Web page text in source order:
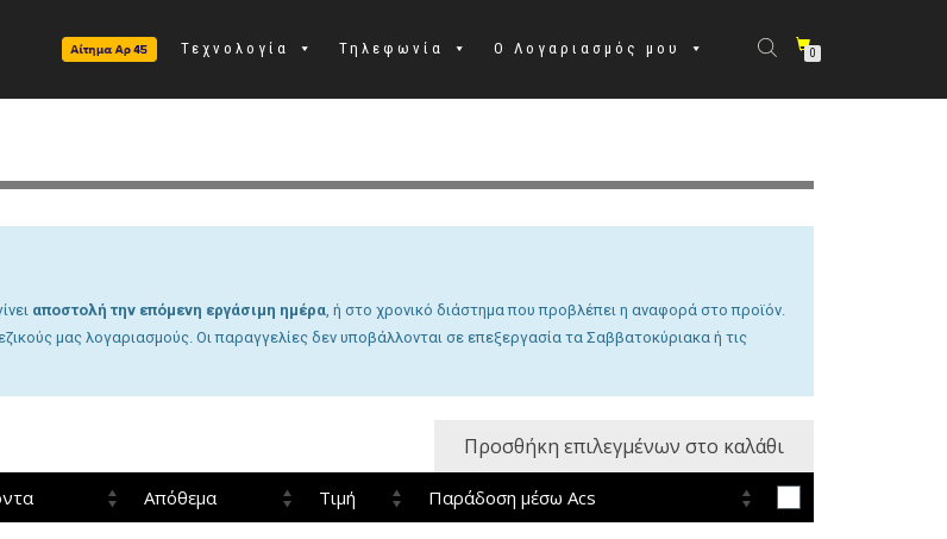
Τεχνολογία Τηλεφωνία Ο Λογαριασμός μου 0
αποστολή την επόμενη εργάσιμη ημέρα, ή στο χρονικό διάστημα που προβλέπει η αναφορά στο προϊόν.
μας λογαριασμούς. Οι παραγγελίες δεν υποβάλλονται σε επεξεργασία τα Σαββατοκύριακα ή τις
Προσθήκη επιλεγμένων στο καλάθι
Απόθεμα Τιμή Παράδοση μέσω Acs